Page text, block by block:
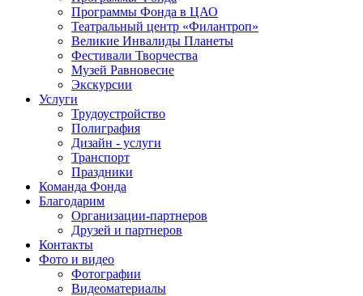
Программы Фонда в ЦАО
Театральный центр «Филантроп»
Великие Инвалиды Планеты
Фестивали Творчества
Музей Равновесие
Экскурсии
Услуги
Трудоустройство
Полиграфия
Дизайн - услуги
Транспорт
Праздники
Команда Фонда
Благодарим
Организации-партнеров
Друзей и партнеров
Контакты
Фото и видео
Фотографии
Видеоматериалы